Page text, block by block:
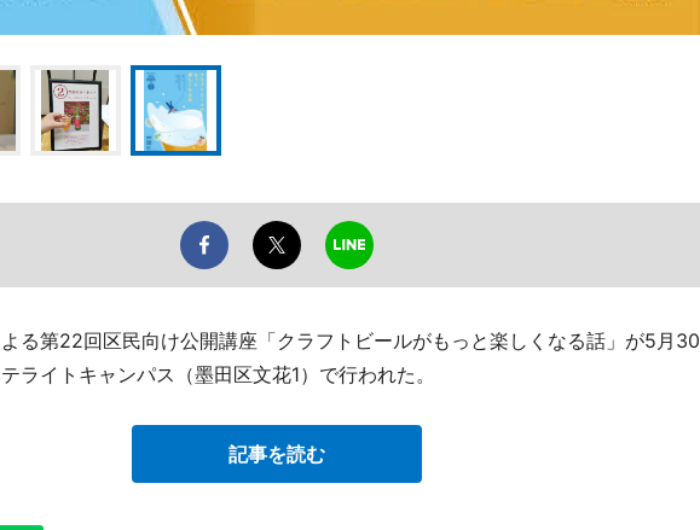
る第22回区民向け公開講座「クラフトビールがもっと楽しくなる話」が5月30
ライトキャンパス（墨田区文花1）で行われた。
記事を読む